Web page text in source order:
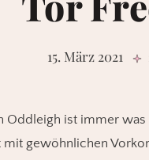
15. März 2021
ist immer was
mit gewöhnlichen